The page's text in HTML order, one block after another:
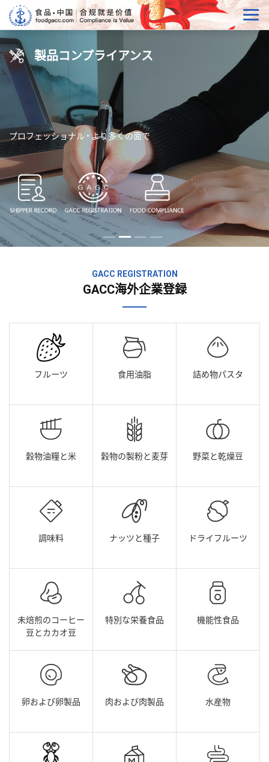
製品コンプライアンス
プロフェッショナル • より多くの面で
GACC REGISTRATION
GACC海外企業登録
フルーツ 食用油脂 詰め物パスタ
穀物油糧と米 穀物の製粉と麦芽 野菜と乾燥豆
調味料 ナッツと種子 ドライフルーツ
未焙煎のコーヒー
豆とカカオ豆
特別な栄養食品 機能性食品
卵および卵製品 肉および肉製品 水産物